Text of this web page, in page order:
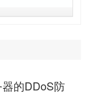
的DDoS防